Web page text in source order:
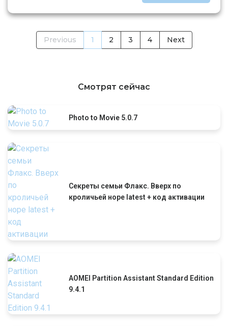
Previous 1 2 3 4 Next
Смотрят сейчас
Photo to Movie 5.0.7
Секреты cемьи Флакс. Вверх по
кроличьей норе latest + код активации
AOMEI Partition Assistant Standard Edition
9.4.1